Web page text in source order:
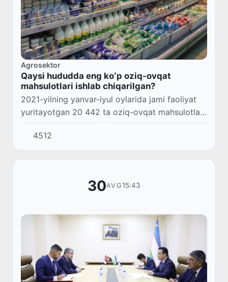
Agrosektor
Qaysi hududda eng koʻp oziq-ovqat
mahsulotlari ishlab chiqarilgan?
2021-yilning yanvar-iyul oylarida jami faoliyat
yuritayotgan 20 442 ta oziq-ovqat mahsulotlari
ishlab chiqarish sanoati korxonalari tomonidan
25,2 trillion soʻm qiymatga teng boʻlg...
4512
30AVG15:43